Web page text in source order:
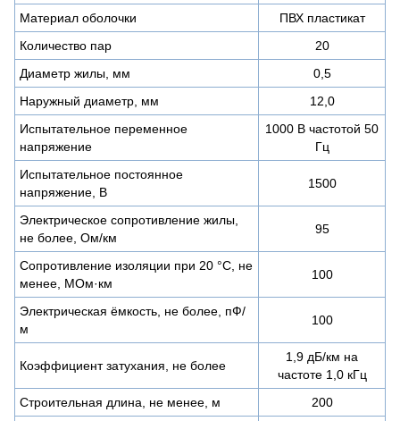
Материал оболочки
ПВХ пластикат
Количество пар
20
Диаметр жилы, мм
0,5
Наружный диаметр, мм
12,0
Испытательное переменное
напряжение
1000 В частотой 50
Гц
Испытательное постоянное
напряжение, В
1500
Электрическое сопротивление жилы,
не более, Ом/км
95
Сопротивление изоляции при 20 °С, не
менее, МОм·км
100
Электрическая ёмкость, не более, пФ/
м
100
Коэффициент затухания, не более
1,9 дБ/км на
частоте 1,0 кГц
Строительная длина, не менее, м
200